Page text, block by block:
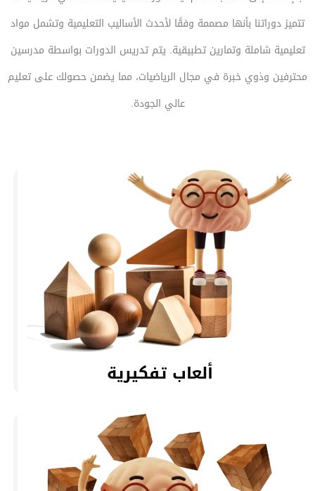
تتميز دوراتنا بأنها مصممة وفقًا لأحدث الأساليب التعليمية وتشمل مواد
تعليمية شاملة وتمارين تطبيقية. يتم تدريس الدورات بواسطة مدرسين
محترفين وذوي خبرة في مجال الرياضيات، مما يضمن حصولك على تعليم
عالي الجودة.
ألعاب تفكيرية